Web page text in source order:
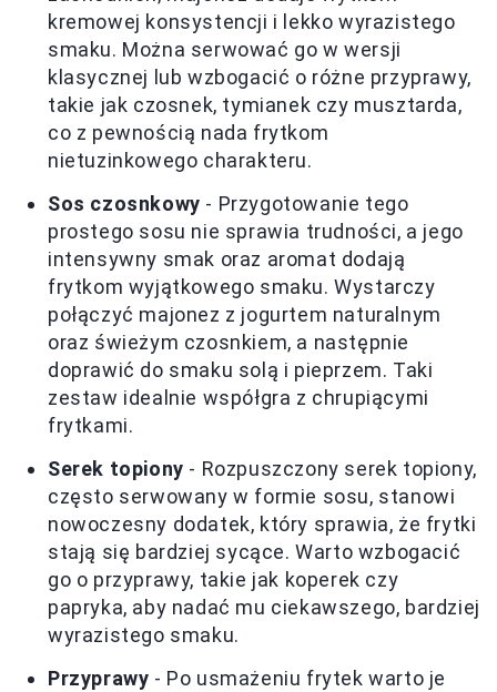
kremowej konsystencji i lekko wyrazistego
smaku. Można serwować go w wersji
klasycznej lub wzbogacić o różne przyprawy,
takie jak czosnek, tymianek czy musztarda,
co z pewnością nada frytkom
nietuzinkowego charakteru.
Sos czosnkowy - Przygotowanie tego
prostego sosu nie sprawia trudności, a jego
intensywny smak oraz aromat dodają
frytkom wyjątkowego smaku. Wystarczy
połączyć majonez z jogurtem naturalnym
oraz świeżym czosnkiem, a następnie
doprawić do smaku solą i pieprzem. Taki
zestaw idealnie współgra z chrupiącymi
frytkami.
Serek topiony - Rozpuszczony serek topiony,
często serwowany w formie sosu, stanowi
nowoczesny dodatek, który sprawia, że frytki
stają się bardziej sycące. Warto wzbogacić
go o przyprawy, takie jak koperek czy
papryka, aby nadać mu ciekawszego, bardziej
wyrazistego smaku.
Przyprawy - Po usmażeniu frytek warto je